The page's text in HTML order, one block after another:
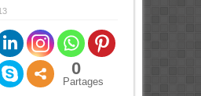
0
Partages